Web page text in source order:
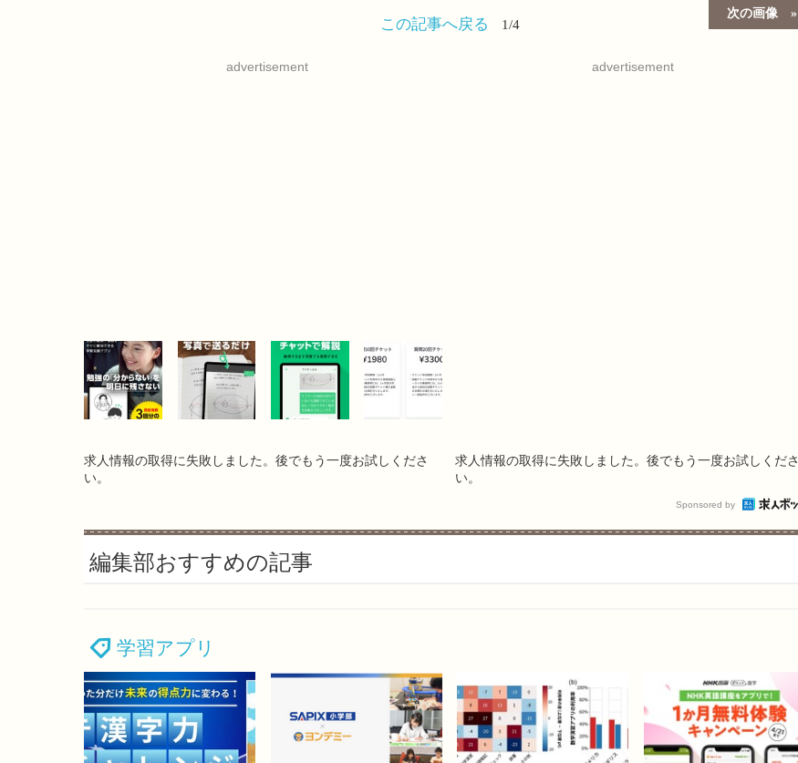
次の画像
この記事へ戻る 1/4
advertisement advertisement
求人情報の取得に失敗しました。後でもう一度お試しくださ
い。
求人情報の取得に失敗しました。後でもう一度お試しくださ
い。
Sponsored by
編集部おすすめの記事
学習アプリ